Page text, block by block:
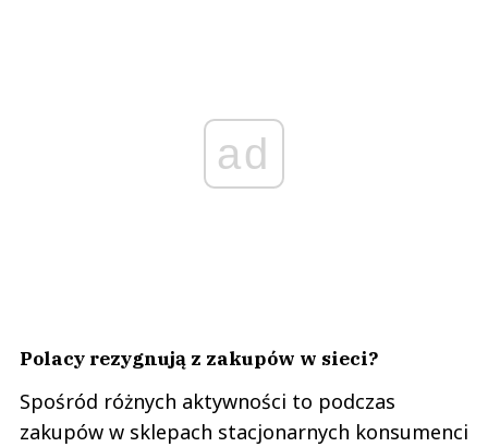
ad
Polacy rezygnują z zakupów w sieci?
Spośród różnych aktywności to podczas
zakupów w sklepach stacjonarnych konsumenci